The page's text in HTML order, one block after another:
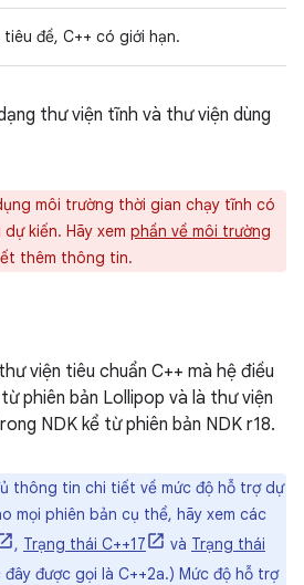
đề, C++ có giới hạn.
thư viện tĩnh và thư viện dùng
môi trường thời gian chạy tĩnh có
kiến. Hãy xem phần về môi trường
thêm thông tin.
viện tiêu chuẩn C++ mà hệ điều
phiên bản Lollipop và là thư viện
NDK kể từ phiên bản NDK r18.
thông tin chi tiết về mức độ hỗ trợ dự
mọi phiên bản cụ thể, hãy xem các
, Trạng thái C++17 và Trạng thái
được gọi là C++2a.) Mức độ hỗ trợ